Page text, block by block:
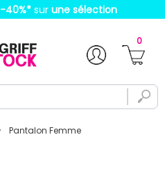
-40%* sur une sélection
0
Pantalon Femme